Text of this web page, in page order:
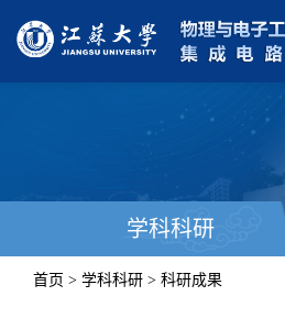
学科科研
首页 > 学科科研 > 科研成果